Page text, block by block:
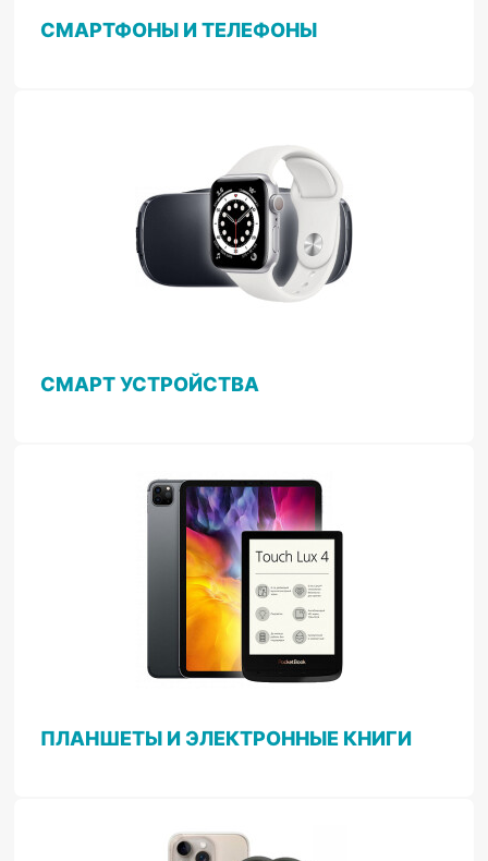
СМАРТФОНЫ И ТЕЛЕФОНЫ
СМАРТ УСТРОЙСТВА
ПЛАНШЕТЫ И ЭЛЕКТРОННЫЕ КНИГИ